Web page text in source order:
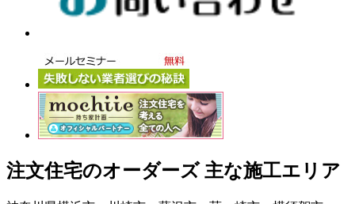
注文住宅のオーダーズ 主な施工エリア